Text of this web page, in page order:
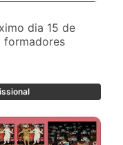
dia 15 de
formadores